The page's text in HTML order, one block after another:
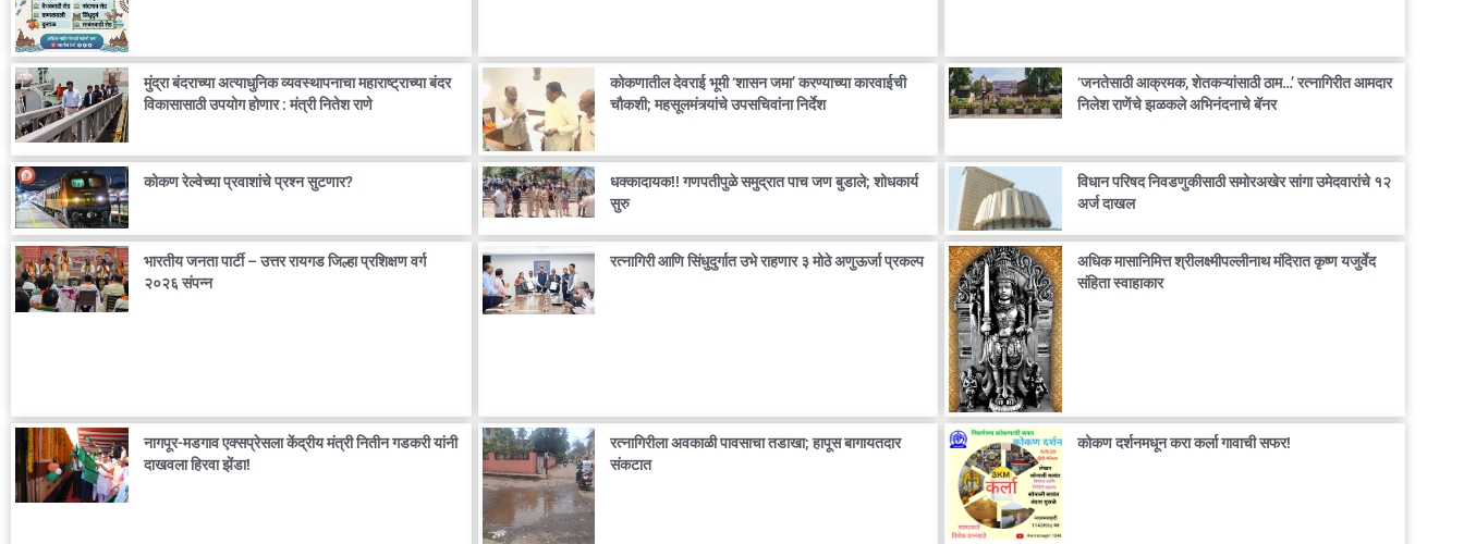
मुंद्रा बंदराच्या अत्याधुनिक व्यवस्थापनाचा महाराष्ट्राच्या बंदर
विकासासाठी उपयोग होणार : मंत्री नितेश राणे
कोकणातील देवराई भूमी ‘शासन जमा’ करण्याच्या कारवाईची
चौकशी; महसूलमंत्र्यांचे उपसचिवांना निर्देश
‘जनतेसाठी आक्रमक, शेतकऱ्यांसाठी ठाम…’ रत्नागिरीत आमदार
निलेश राणेंचे झळकले अभिनंदनाचे बॅनर
कोकण रेल्वेच्या प्रवाशांचे प्रश्न सुटणार?
धक्कादायक!! गणपतीपुळे समुद्रात पाच जण बुडाले; शोधकार्य
सुरु
विधान परिषद निवडणुकीसाठी समोरअखेर सांगा उमेदवारांचे १२
अर्ज दाखल
भारतीय जनता पार्टी – उत्तर रायगड जिल्हा प्रशिक्षण वर्ग
२०२६ संपन्न
रत्नागिरी आणि सिंधुदुर्गात उभे राहणार ३ मोठे अणुऊर्जा प्रकल्प
अधिक मासानिमित्त श्रीलक्ष्मीपल्लीनाथ मंदिरात कृष्ण यजुर्वेद
संहिता स्वाहाकार
नागपूर-मडगाव एक्सप्रेसला केंद्रीय मंत्री नितीन गडकरी यांनी
दाखवला हिरवा झेंडा!
रत्नागिरीला अवकाळी पावसाचा तडाखा; हापूस बागायतदार
संकटात
कोकण दर्शनमधून करा कर्ला गावाची सफर!